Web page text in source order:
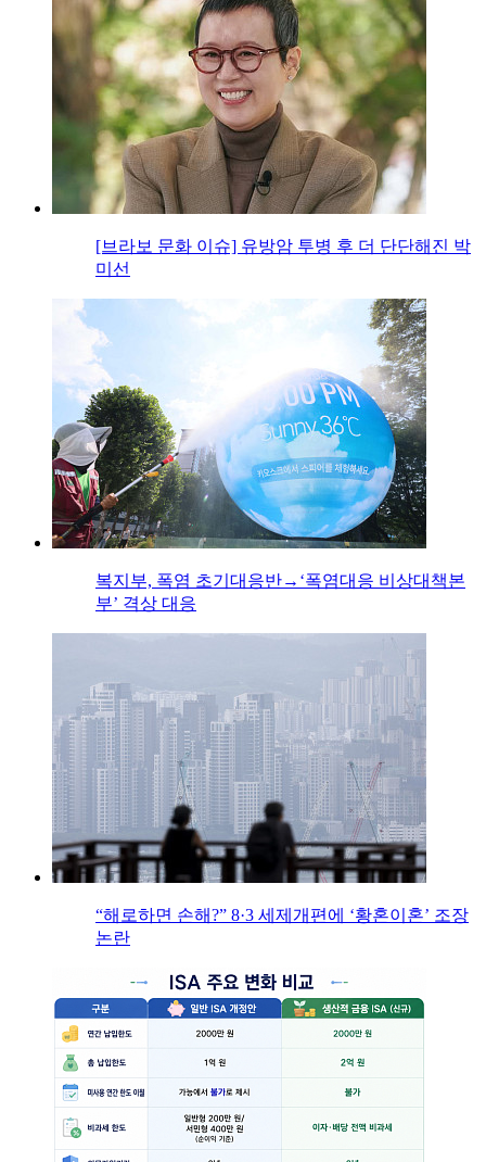
[브라보 문화 이슈] 유방암 투병 후 더 단단해진 박
미선
복지부, 폭염 초기대응반→‘폭염대응 비상대책본
부’ 격상 대응
“해로하면 손해?” 8·3 세제개편에 ‘황혼이혼’ 조장
논란